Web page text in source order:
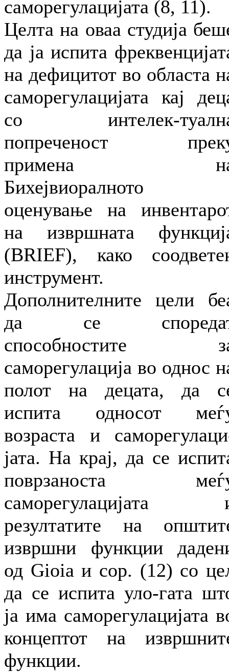
саморегулацијата (8, 11).
Целта на оваа студија
да ја испита
на дефицитот во областа
саморегулацијата кај
со интелек-
попреченост
примена
Бихејвиоралното
оценување на
на извршната
(BRIEF), како
инструмент.
Дополнителните цели
да се
способностите
саморегулација во однос
полот на децата, да
испита односот
возраста и
јата. На крај, да се
поврзаноста
саморегулацијата
резултатите на
извршни функции
од Gioia и сор. (12) со
да се испита уло-гата
ја има саморегулацијата
концептот на
функции.